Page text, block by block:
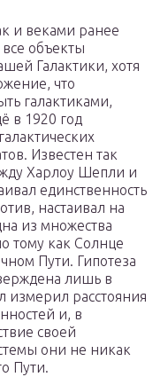
и веками ранее
объекты
Галактики, хотя
что
галактиками,
в 1920 год
Известен так
Харлоу Шепли и
единственность
настаивал на
из множества
тому как Солнце
Пути. Гипотеза
лишь в
измерил расстояния
и, в
своей
они не никак
Пути.